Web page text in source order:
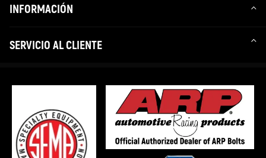
INFORMACIÓN
SERVICIO AL CLIENTE